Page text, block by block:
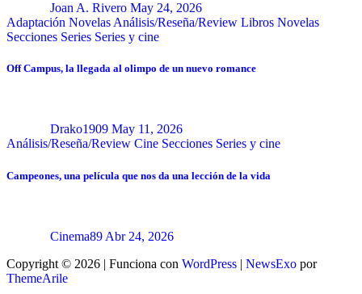
Joan A. Rivero May 24, 2026
Adaptación Novelas Análisis/Reseña/Review Libros Novelas
Secciones Series Series y cine
Off Campus, la llegada al olimpo de un nuevo romance
Drako1909 May 11, 2026
Análisis/Reseña/Review Cine Secciones Series y cine
Campeones, una película que nos da una lección de la vida
Cinema89 Abr 24, 2026
Copyright © 2026 | Funciona con WordPress | NewsExo por
ThemeArile